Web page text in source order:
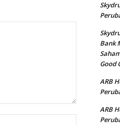
Bank
Good
ARB
ARB